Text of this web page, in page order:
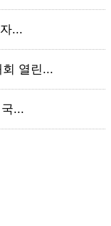
...
열린...
...